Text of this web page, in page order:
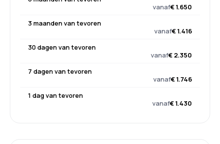
vanaf€ 1.650
3 maanden van tevoren
vanaf€ 1.416
30 dagen van tevoren
vanaf€ 2.350
7 dagen van tevoren
vanaf€ 1.746
1 dag van tevoren
vanaf€ 1.430